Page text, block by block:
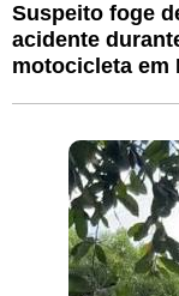
Suspeito foge
acidente
motocicleta em